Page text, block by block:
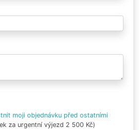
moji objednávku před ostatními
za urgentní výjezd 2 500 Kč)